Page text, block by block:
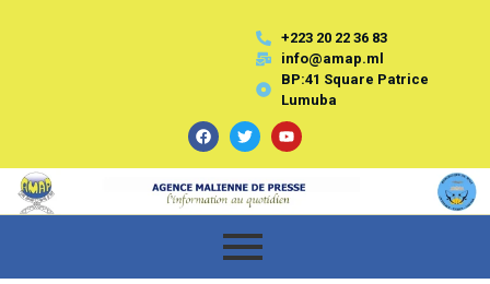
+223 20 22 36 83
info@amap.ml
BP:41 Square Patrice
Lumuba